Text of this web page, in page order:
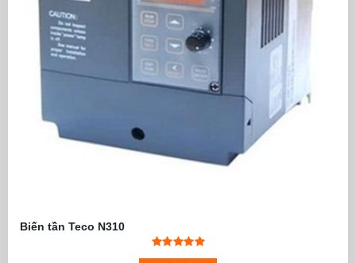
Biến tần Teco N310